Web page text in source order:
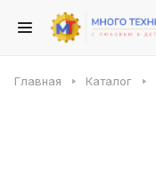
Главная Каталог